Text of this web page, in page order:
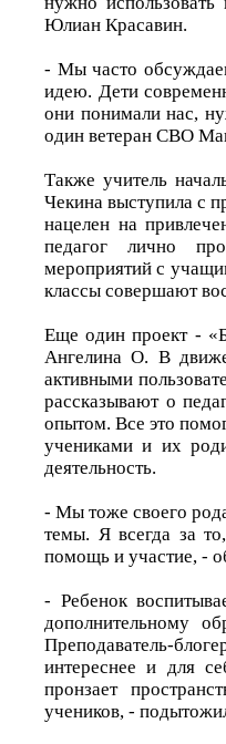
Юлиан Красавин.
- Мы часто
идею. Дети
они понимали нас,
один ветеран СВО
Также учитель
Чекина выступила с
нацелен на
педагог лично
мероприятий с
классы совершают
Еще один проект -
Ангелина О. В
активными
рассказывают о
опытом. Все это
учениками и их
деятельность.
- Мы тоже своего
темы. Я всегда за
помощь и участие, -
- Ребенок
дополнительному
Преподаватель-
интереснее и для
пронзает
учеников, -